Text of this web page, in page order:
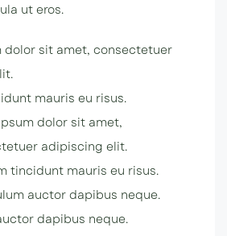
ut eros.
dolor sit amet, consectetuer
mauris eu risus.
dolor sit amet,
adipiscing elit.
tincidunt mauris eu risus.
auctor dapibus neque.
dapibus neque.